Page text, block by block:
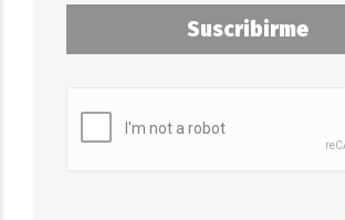
Suscribirme